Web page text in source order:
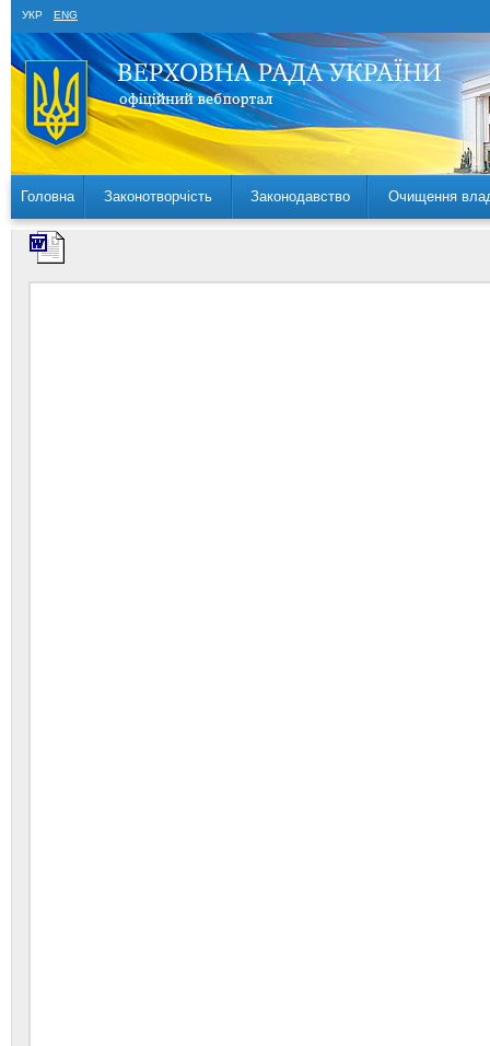
УКР ENG
Головна Законотворчість Законодавство Очищення